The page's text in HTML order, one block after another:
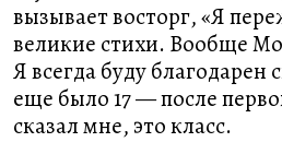
вызывает восторг, «Я
великие стихи. Вообще
Я всегда буду
еще было 17 — после
сказал мне, это класс.